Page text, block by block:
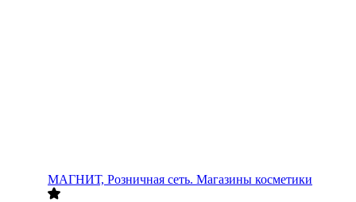
МАГНИТ, Розничная сеть. Магазины косметики